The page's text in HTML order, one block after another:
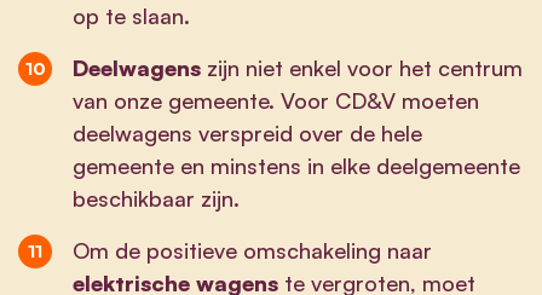
op te slaan.
Deelwagenszijn niet enkel voor het centrum
van onze gemeente. Voor CD&V moeten
deelwagens verspreid over de hele
gemeente en minstens in elke deelgemeente
beschikbaar zijn.
Om de positieve omschakeling naar
elektrische wagenste vergroten, moet